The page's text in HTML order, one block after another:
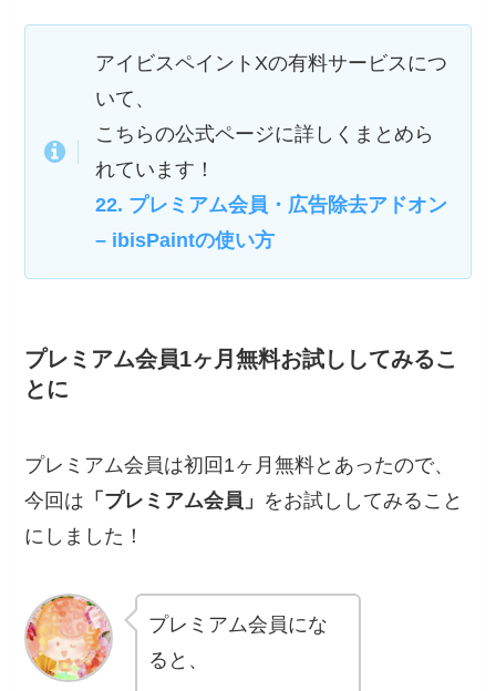
アイビスペイントXの有料サービスにつ
いて、
こちらの公式ページに詳しくまとめら
れています！
22. プレミアム会員・広告除去アドオン
– ibisPaintの使い方
プレミアム会員1ヶ月無料お試ししてみるこ
とに
プレミアム会員は初回1ヶ月無料とあったので、
今回は 「プレミアム会員」 をお試ししてみること
にしました！
プレミアム会員にな
ると、